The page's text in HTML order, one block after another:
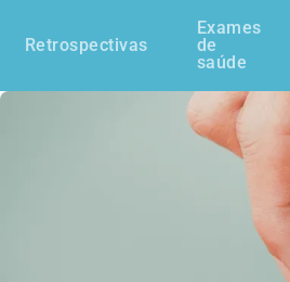
Retrospectivas
Exames
de
saúde